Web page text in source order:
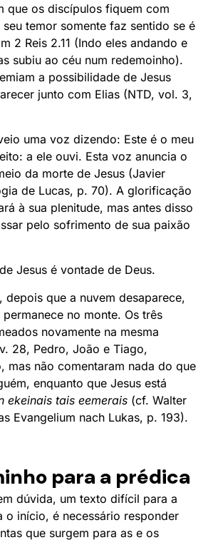
que os discípulos fiquem com
temor somente faz sentido se é
2 Reis 2.11 (Indo eles andando e
subiu ao céu num redemoinho).
a possibilidade de Jesus
junto com Elias (NTD, vol. 3,
uma voz dizendo: Este é o meu
a ele ouvi. Esta voz anuncia o
da morte de Jesus (Javier
de Lucas, p. 70). A glorificação
à sua plenitude, mas antes disso
pelo sofrimento de sua paixão
Jesus é vontade de Deus.
depois que a nuvem desaparece,
permanece no monte. Os três
novamente na mesma
28, Pedro, João e Tiago,
mas não comentaram nada do que
enquanto que Jesus está
ekeinais tais eemerais (cf. Walter
Evangelium nach Lukas, p. 193).
para a prédica
dúvida, um texto difícil para a
o início, é necessário responder
que surgem para as e os